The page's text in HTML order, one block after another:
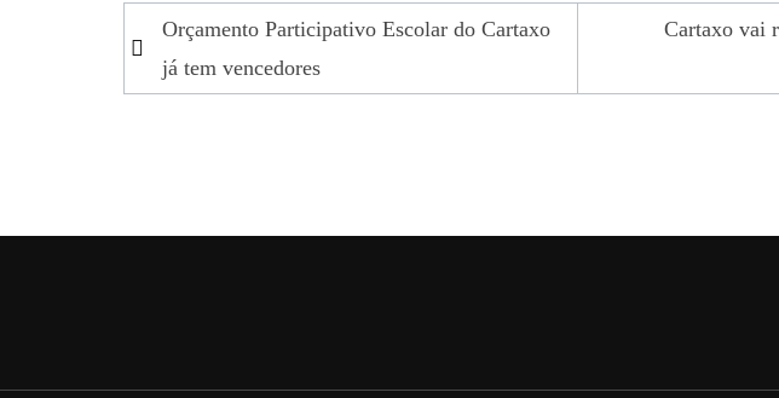
Navegação
de
artigos
Orçamento Participativo Escolar do Cartaxo
já tem vencedores
Cartaxo vai